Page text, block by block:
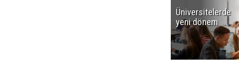
Üniversitelerde
yeni dönem